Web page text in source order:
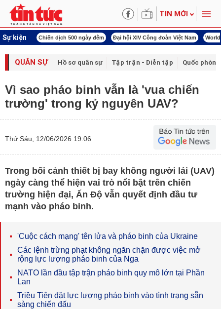
TIN MỚI
Sự kiện
ngày đêm Đại hội XIV Công đoàn Việt Nam World Cup 2026 Kỳ họp thứ
QUÂN SỰ Hồ sơ quân sự Tập trận - Diễn tập Quốc phòng
Vì sao pháo binh vẫn là 'vua chiến
trường' trong kỷ nguyên UAV?
Thứ Sáu, 12/06/2026 19:06
Trong bối cảnh thiết bị bay không người lái (UAV)
ngày càng thể hiện vai trò nổi bật trên chiến
trường hiện đại, Ấn Độ vẫn quyết định đầu tư
mạnh vào pháo binh.
'Cuộc cách mạng' tên lửa và pháo binh của Ukraine
Các lệnh trừng phạt không ngăn chặn được việc mở
rộng lực lượng pháo binh của Nga
NATO lần đầu tập trận pháo binh quy mô lớn tại Phần
Lan
Triều Tiên đặt lực lượng pháo binh vào tình trạng sẵn
sàng chiến đấu